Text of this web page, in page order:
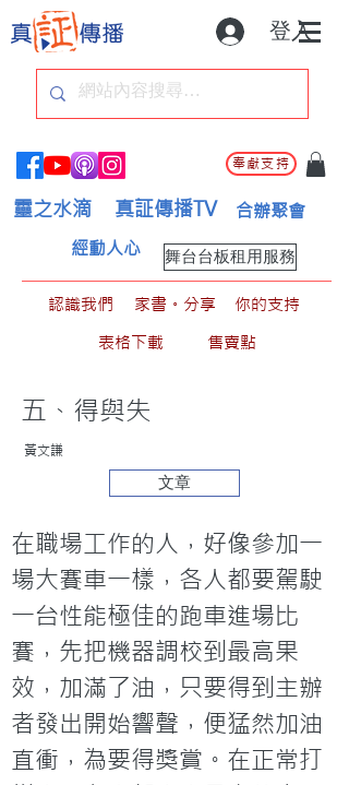
登入
奉獻支持
靈之水滴 真証傳播TV 合辦聚會
舞台台板租用服務
經動人心
認識我們 家書。分享
你的支持
表格下載
售賣點
五、得與失
黃文謙
文章
在職場工作的人，好像參加一
場大賽車一樣，各人都要駕駛
一台性能極佳的跑車進場比
賽，先把機器調校到最高果
效，加滿了油，只要得到主辦
者發出開始響聲，便猛然加油
直衝，為要得獎賞。在正常打